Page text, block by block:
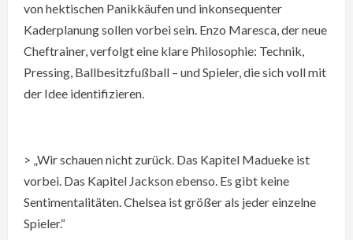
von hektischen Panikkäufen und inkonsequenter
Kaderplanung sollen vorbei sein. Enzo Maresca, der neue
Cheftrainer, verfolgt eine klare Philosophie: Technik,
Pressing, Ballbesitzfußball – und Spieler, die sich voll mit
der Idee identifizieren.
> „Wir schauen nicht zurück. Das Kapitel Madueke ist
vorbei. Das Kapitel Jackson ebenso. Es gibt keine
Sentimentalitäten. Chelsea ist größer als jeder einzelne
Spieler.“